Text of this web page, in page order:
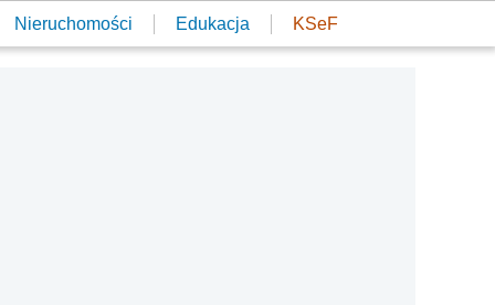
Nieruchomości Edukacja KSeF